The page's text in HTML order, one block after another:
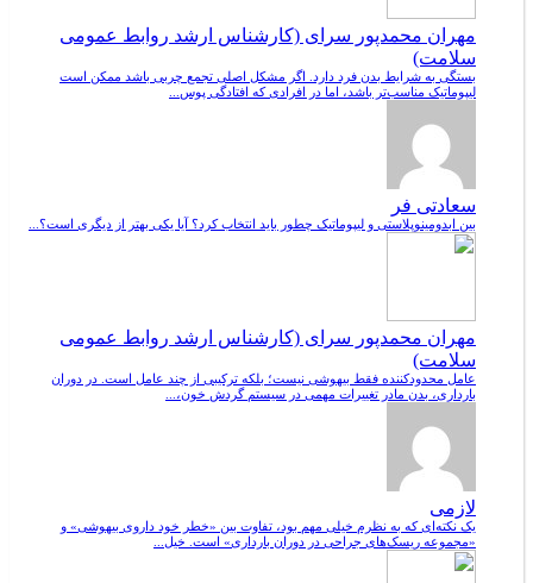
مهران محمدپور سرای (کارشناس ارشد روابط عمومی
سلامت)
بستگی به شرایط بدن فرد دارد. اگر مشکل اصلی تجمع چربی باشد ممکن است
لیپوماتیک مناسب‌تر باشد، اما در افرادی که افتادگی پوس...
سعادتی فر
بین ابدومینوپلاستی و لیپوماتیک چطور باید انتخاب کرد؟ آیا یکی بهتر از دیگری است؟...
مهران محمدپور سرای (کارشناس ارشد روابط عمومی
سلامت)
عامل محدودکننده فقط بیهوشی نیست؛ بلکه ترکیبی از چند عامل است. در دوران
بارداری، بدن مادر تغییرات مهمی در سیستم گردش خون،...
لازمی
یک نکته‌ای که به نظرم خیلی مهم بود، تفاوت بین «خطر خود داروی بیهوشی» و
«مجموعه ریسک‌های جراحی در دوران بارداری» است. خیل...